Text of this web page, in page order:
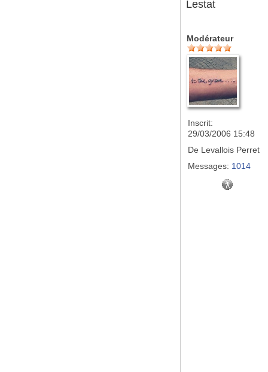
Lestat
Modérateur
Inscrit:
29/03/2006 15:48
De Levallois Perret
Messages: 1014